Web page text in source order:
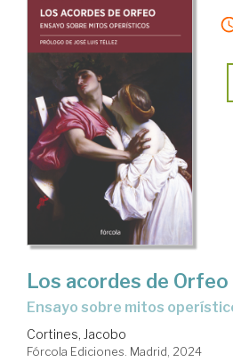
Los acordes de Orfeo
ensayo sobre mitos
Cortines, Jacobo
Fórcola Ediciones. Madrid, 2024